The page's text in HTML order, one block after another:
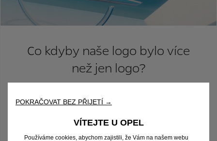
Co kdyby naše logo bylo více
než jen logo?
Logo Opel je aktuálnější než kdykoli předtím. Vyjadřuje, kdo
POKRAČOVAT BEZ PŘIJETÍ →
VÍTEJTE U OPEL
Používáme cookies, abychom zajistili, že Vám na našem webu